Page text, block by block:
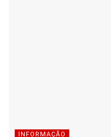
INFORMAÇÃO